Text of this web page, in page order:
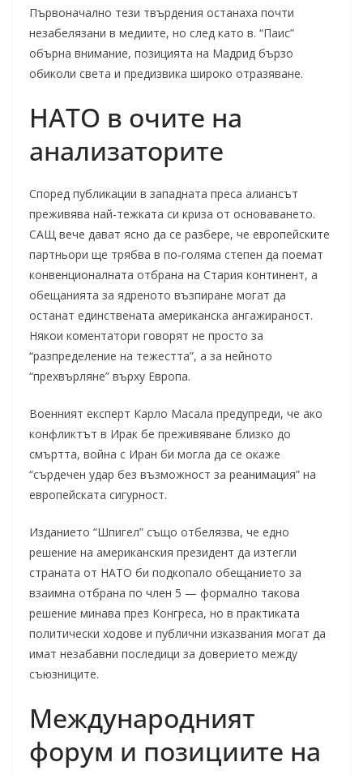
Първоначално тези твърдения останаха почти
незабелязани в медиите, но след като в. “Паис”
обърна внимание, позицията на Мадрид бързо
обиколи света и предизвика широко отразяване.
НАТО в очите на
анализаторите
Според публикации в западната преса алиансът
преживява най-тежката си криза от основаването.
САЩ вече дават ясно да се разбере, че европейските
партньори ще трябва в по-голяма степен да поемат
конвенционалната отбрана на Стария континент, а
обещанията за ядреното възпиране могат да
останат единствената американска ангажираност.
Някои коментатори говорят не просто за
“разпределение на тежестта”, а за нейното
“прехвърляне” върху Европа.
Военният експерт Карло Масала предупреди, че ако
конфликтът в Ирак бе преживяване близко до
смъртта, война с Иран би могла да се окаже
“сърдечен удар без възможност за реанимация” на
европейската сигурност.
Изданието “Шпигел” също отбелязва, че едно
решение на американския президент да изтегли
страната от НАТО би подкопало обещанието за
взаимна отбрана по член 5 — формално такова
решение минава през Конгреса, но в практиката
политически ходове и публични изказвания могат да
имат незабавни последици за доверието между
съюзниците.
Международният
форум и позициите на